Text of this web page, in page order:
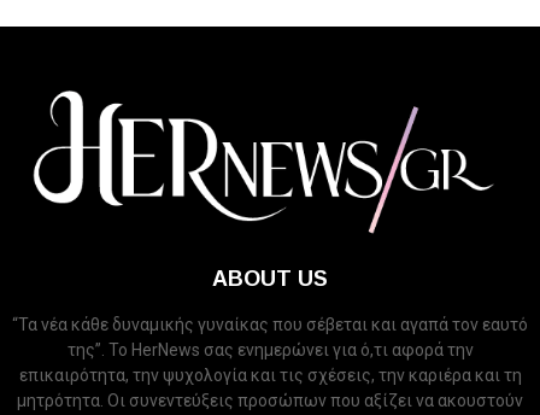
ABOUT US
“Τα νέα κάθε δυναμικής γυναίκας που σέβεται και αγαπά τον εαυτό
της”. Το HerNews σας ενημερώνει για ό,τι αφορά την
επικαιρότητα, την ψυχολογία και τις σχέσεις, την καριέρα και τη
μητρότητα. Οι συνεντεύξεις προσώπων που αξίζει να ακουστούν